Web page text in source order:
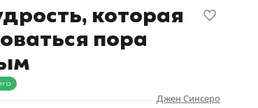
которая
пора
Джен Синсеро